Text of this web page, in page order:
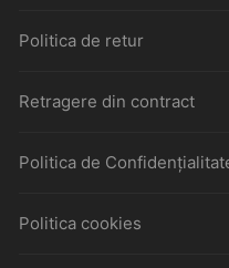
Politica de retur
Retragere din contract
Politica de
Politica cookies